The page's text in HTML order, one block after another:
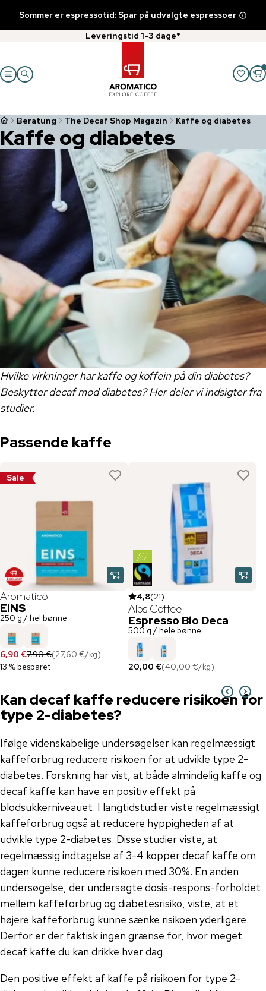
Sommer er espressotid: Spar på udvalgte espressoer
Leveringstid 1-3 dage*
Beratung The Decaf Shop Magazin Kaffe og diabetes
Kaffe og diabetes
Hvilke virkninger har kaffe og koffein på din diabetes?
Beskytter decaf mod diabetes? Her deler vi indsigter fra
studier.
Passende kaffe
Sale
Aromatico
EINS
250 g / hel bønne
6,90 €7,90 €(27,60 €/kg)
13 % besparet
4,8(21)
Alps Coffee
Espresso Bio Deca
500 g / hele bønne
20,00 €(40,00 €/kg)
Kan decaf kaffe reducere risikoen for
type 2-diabetes?
Ifølge videnskabelige undersøgelser kan regelmæssigt
kaffeforbrug reducere risikoen for at udvikle type 2-
diabetes. Forskning har vist, at både almindelig kaffe og
decaf kaffe kan have en positiv effekt på
blodsukkerniveauet. I langtidstudier viste regelmæssigt
kaffeforbrug også at reducere hyppigheden af at
udvikle type 2-diabetes. Disse studier viste, at
regelmæssig indtagelse af 3-4 kopper decaf kaffe om
dagen kunne reducere risikoen med 30%. En anden
undersøgelse, der undersøgte dosis-respons-forholdet
mellem kaffeforbrug og diabetesrisiko, viste, at et
højere kaffeforbrug kunne sænke risikoen yderligere.
Derfor er der faktisk ingen grænse for, hvor meget
decaf kaffe du kan drikke hver dag.
Den positive effekt af kaffe på risikoen for type 2-